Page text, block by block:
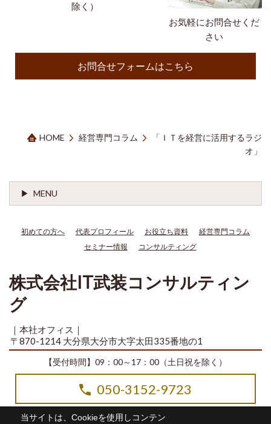
当サイトは、Cookieを使用しコンテン
お気軽にお問合せくだ
さい
除く）
お問合せフォームはこちら
HOME 経営専門コラム
「ＩＴを経営に活用するラジ
オ」
MENU
初めての方へ 代表プロフィール お役立ち資料
経営専門コラム
セミナー情報
コンサルティング
株式会社IT武装コンサルティン
グ
｜本社オフィス｜
〒870-1214 大分県大分市大字太田335番地の1
【受付時間】09：00～17：00（土日祝を除く）
050-3152-9723